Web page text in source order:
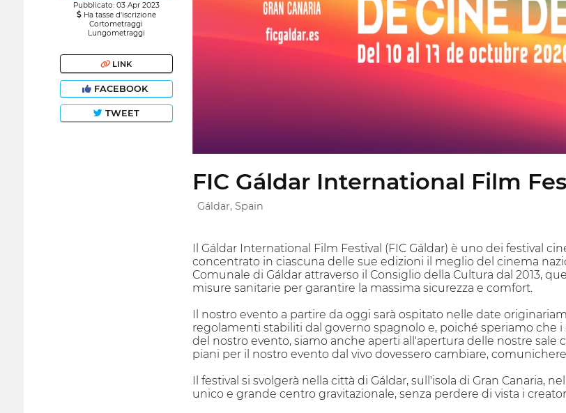
Pubblicato: 03 Apr 2023
Ha tasse d'iscrizione
Cortometraggi
Lungometraggi
LINK
FACEBOOK
TWEET
FIC Gáldar International Film
Gáldar, Spain
Il Gáldar International Film Festival (FIC Gáldar) è uno dei festival
concentrato in ciascuna delle sue edizioni il meglio del cinema
Comunale di Gáldar attraverso il Consiglio della Cultura dal 2013,
misure sanitarie per garantire la massima sicurezza e comfort.
Il nostro evento a partire da oggi sarà ospitato nelle date
regolamenti stabiliti dal governo spagnolo e, poiché speriamo che
del nostro evento, siamo anche aperti all'apertura delle nostre sale
piani per il nostro evento dal vivo dovessero cambiare,
Il festival si svolgerà nella città di Gáldar, sull'isola di Gran Canaria,
unico e grande centro gravitazionale, senza perdere di vista i